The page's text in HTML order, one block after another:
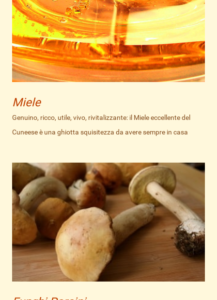
Miele
Genuino, ricco, utile, vivo, rivitalizzante: il Miele eccellente del
Cuneese è una ghiotta squisitezza da avere sempre in casa